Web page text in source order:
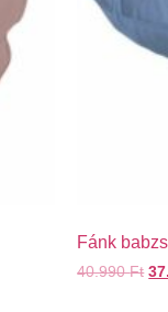
Fánk
40.990Ft